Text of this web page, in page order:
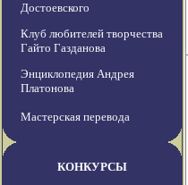
Достоевского
Клуб любителей творчества
Гайто Газданова
Энциклопедия Андрея
Платонова
Мастерская перевода
КОНКУРСЫ